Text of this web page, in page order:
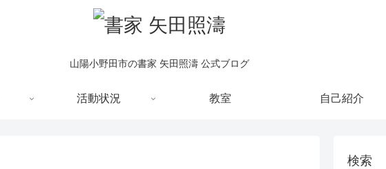
山陽小野田市の書家 矢田照濤 公式ブログ
活動状況 教室 自己紹介
検索